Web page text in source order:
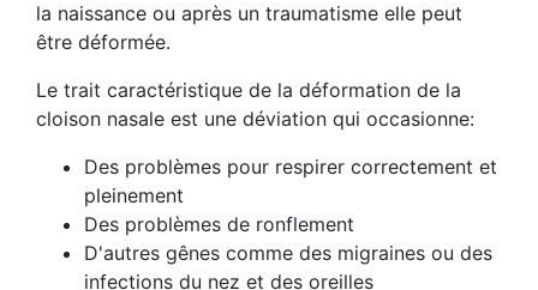
la naissance ou après un traumatisme elle peut
être déformée.
Le trait caractéristique de la déformation de la
cloison nasale est une déviation qui occasionne:
Des problèmes pour respirer correctement et
pleinement
Des problèmes de ronflement
D'autres gênes comme des migraines ou des
infections du nez et des oreilles